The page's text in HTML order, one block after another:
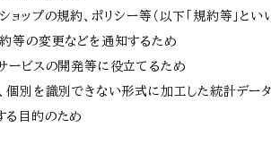
ョップの規約、ポリシー等（以下「規約等」と
約等の変更などを通知するため
サービスの開発等に役立てるため
、個別を識別できない形式に加工した統計デー
る目的のため